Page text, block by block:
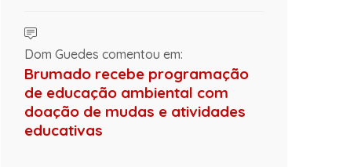
Dom Guedes comentou em:
Brumado recebe programação
de educação ambiental com
doação de mudas e atividades
educativas